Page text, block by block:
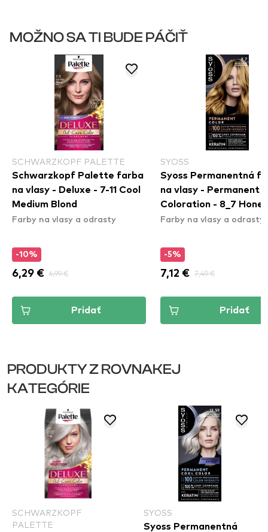
MOŽNO SA TI BUDE PÁČIŤ
SCHWARZKOPF PALETTE
Schwarzkopf Palette farba
na vlasy - Deluxe - 7-11 Cool
Medium Blond
Farby na vlasy a odrasty
-10%
6,29 € 6,99 €
Pridať
SYOSS
Syoss Permanentná
na vlasy - Permanent
Coloration - 8_7 Honey
Blond
Farby na vlasy a odrasty
-5%
7,12 € 7,49 €
Pridať
PRODUKTY Z ROVNAKEJ
KATEGÓRIE
SCHWARZKOPF
PALETTE
SYOSS
Syoss Permanentná